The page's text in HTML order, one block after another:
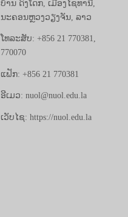
ບ້ານ ດົງໂດກ, ເມືອງໄຊທານີ,
ນະຄອນຫຼວງວຽງຈັນ, ລາວ
ໂທລະສັບ: +856 21 770381,
770070
ແຟັກ: +856 21 770381
ອີເມວ: nuol@nuol.edu.la
ເວັບໄຊ: https://nuol.edu.la